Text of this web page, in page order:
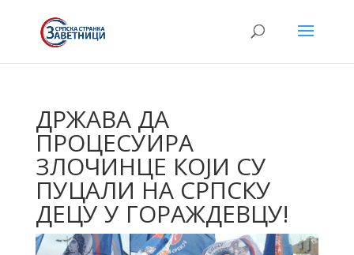
ДРЖАВА ДА
ПРОЦЕСУИРА
ЗЛОЧИНЦЕ КОЈИ СУ
ПУЦАЛИ НА СРПСКУ
ДЕЦУ У ГОРАЖДЕВЦУ!